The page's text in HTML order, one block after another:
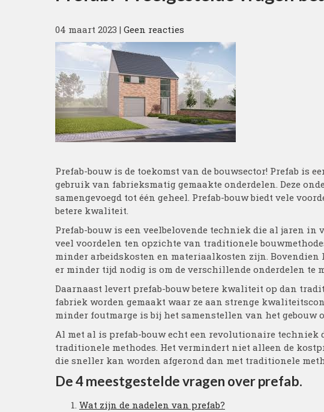
04 maart 2023 | Geen reacties
Prefab-bouw is de toekomst van de bouwsector! Prefab is
gebruik van fabrieksmatig gemaakte onderdelen. Deze
samengevoegd tot één geheel. Prefab-bouw biedt vele
betere kwaliteit.
Prefab-bouw is een veelbelovende techniek die al jaren
veel voordelen ten opzichte van traditionele
minder arbeidskosten en materiaalkosten zijn.
er minder tijd nodig is om de verschillende onderdelen te
Daarnaast levert prefab-bouw betere kwaliteit op dan
fabriek worden gemaakt waar ze aan strenge
minder foutmarge is bij het samenstellen van het gebouw
Al met al is prefab-bouw echt een revolutionaire techniek
traditionele methodes. Het vermindert niet alleen de
die sneller kan worden afgerond dan met traditionele
De 4 meestgestelde vragen over prefab.
Wat zijn de nadelen van prefab?